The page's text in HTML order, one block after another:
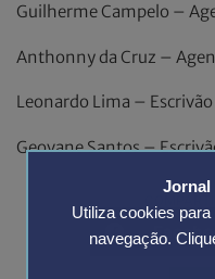
Jornal
Utiliza cookies
navegação.
Guilherme Campelo –
Anthonny da Cruz –
Leonardo Lima – Escrivão
Geovane Santos –